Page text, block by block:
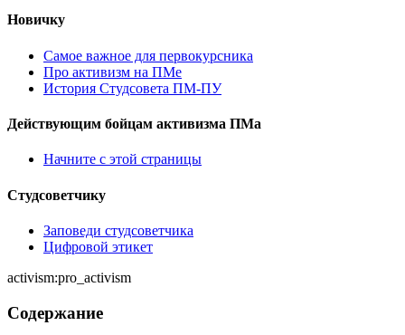
Новичку
Самое важное для первокурсника
Про активизм на ПМе
История Студсовета ПМ-ПУ
Действующим бойцам активизма ПМа
Начните с этой страницы
Студсоветчику
Заповеди студсоветчика
Цифровой этикет
activism:pro_activism
Содержание